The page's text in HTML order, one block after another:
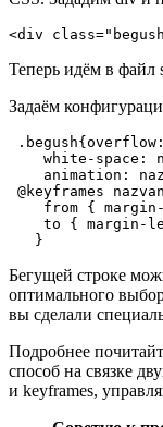
<div
Теперь идём в файл
Задаём
white-space:
animation:
@keyframes
from {
to { margin-
Бегущей строке
оптимального
вы сделали
Подробнее
способ на связке
и keyframes,